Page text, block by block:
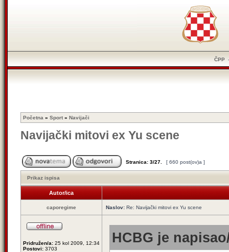
ČPP
Početna » Sport » Navijači
Navijački mitovi ex Yu scene
Stranica: 3/27 [ 660 post(ov)a ]
Prikaz ispisa
Autor/ica
caporegime Naslov: Re: Navijački mitovi ex Yu scene
Pridružen/a: 25 kol 2009, 12:34
Postovi: 3703
HCBG je